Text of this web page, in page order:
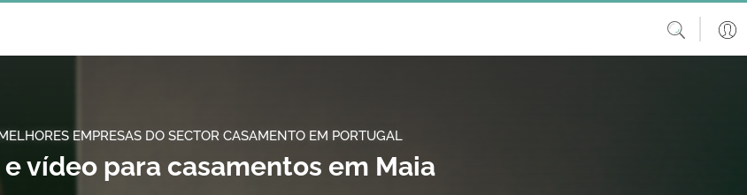
EMPRESAS DO SECTOR CASAMENTO EM PORTUGAL
vídeo para casamentos em Maia